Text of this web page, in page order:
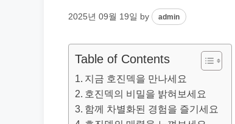
2025년 09월 19일 by admin
Table of Contents
지금 호진덱을 만나세요
호진덱의 비밀을 밝혀보세요
함께 차별화된 경험을 즐기세요